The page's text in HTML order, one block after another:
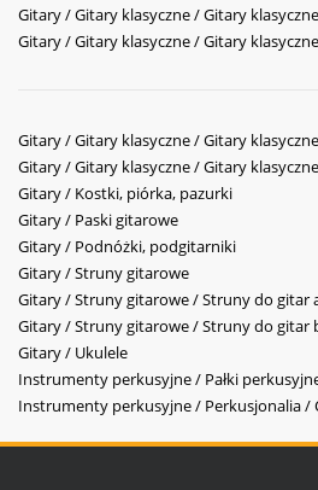
Gitary / Gitary klasyczne / Gitary
Gitary / Gitary klasyczne / Gitary
Gitary / Gitary klasyczne / Gitary
Gitary / Gitary klasyczne / Gitary
Gitary / Kostki, piórka, pazurki
Gitary / Paski gitarowe
Gitary / Podnóżki, podgitarniki
Gitary / Struny gitarowe
Gitary / Struny gitarowe / Struny do gitar
Gitary / Struny gitarowe / Struny do gitar
Gitary / Ukulele
Instrumenty perkusyjne / Pałki
Instrumenty perkusyjne / Perkusjonalia /